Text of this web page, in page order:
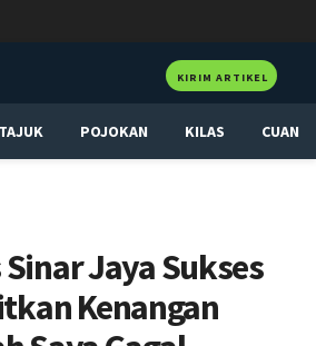
KIRIM ARTIKEL
TAJUK POJOKAN KILAS CUAN
Jaya Sukses
Kenangan